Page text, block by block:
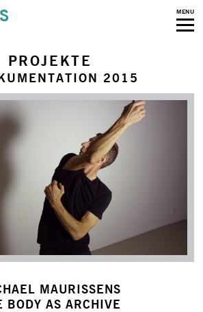
MENU
PROJEKTE
2015
MAURISSENS
BODY AS ARCHIVE